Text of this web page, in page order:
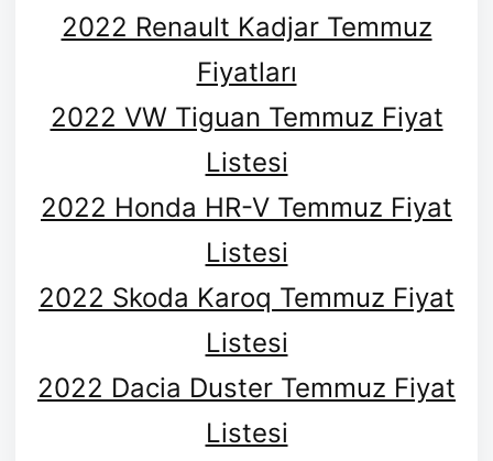
2022 Renault Kadjar Temmuz
Fiyatları
2022 VW Tiguan Temmuz Fiyat
Listesi
2022 Honda HR-V Temmuz Fiyat
Listesi
2022 Skoda Karoq Temmuz Fiyat
Listesi
2022 Dacia Duster Temmuz Fiyat
Listesi